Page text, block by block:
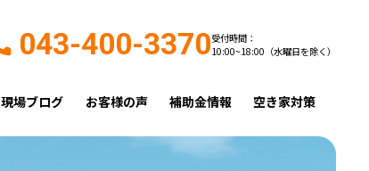
043-400-3370受付時間：
10:00~18:00（水曜日を除く）
現場ブログ お客様の声 補助金情報 空き家対策